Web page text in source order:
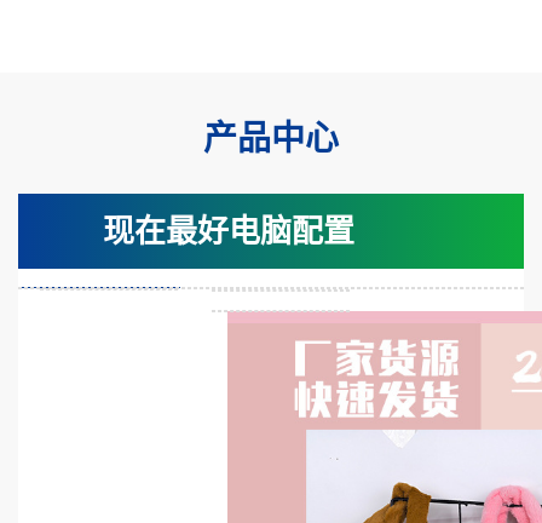
产品中心
现在最好电脑配置